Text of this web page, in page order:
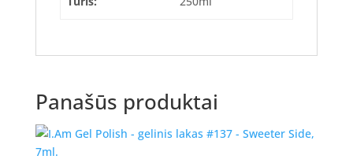
Panašūs produktai